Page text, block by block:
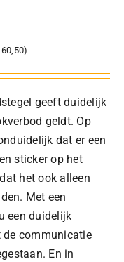
60,50)
geeft duidelijk
geldt. Op
dat er een
sticker op het
het ook alleen
Met een
een duidelijk
de communicatie
En in